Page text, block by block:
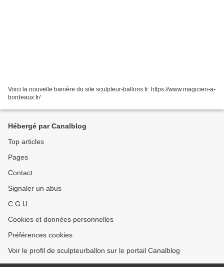
Voici la nouvelle banière du site sculpteur-ballons.fr: https://www.magicien-a-
bordeaux.fr/
Hébergé par Canalblog
Top articles
Pages
Contact
Signaler un abus
C.G.U.
Cookies et données personnelles
Préférences cookies
Voir le profil de sculpteurballon sur le portail Canalblog